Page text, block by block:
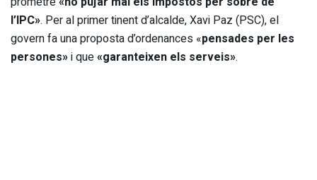
l’IPC». Per al primer tinent d’alcalde, Xavi Paz (PSC), el
govern fa una proposta d’ordenances «pensades per les
persones»i que«garanteixen els serveis».